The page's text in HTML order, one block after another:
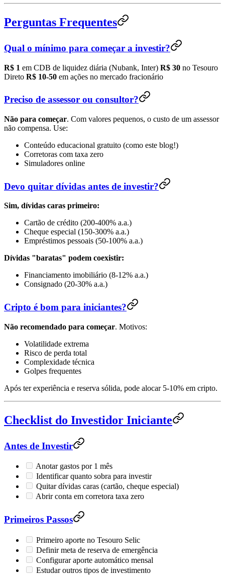
Perguntas Frequentes
Qual o mínimo para começar a investir?
R$ 1 em CDB de liquidez diária (Nubank, Inter) R$ 30 no Tesouro
Direto R$ 10-50 em ações no mercado fracionário
Preciso de assessor ou consultor?
Não para começar. Com valores pequenos, o custo de um assessor
não compensa. Use:
Conteúdo educacional gratuito (como este blog!)
Corretoras com taxa zero
Simuladores online
Devo quitar dívidas antes de investir?
Sim, dívidas caras primeiro:
Cartão de crédito (200-400% a.a.)
Cheque especial (150-300% a.a.)
Empréstimos pessoais (50-100% a.a.)
Dívidas "baratas" podem coexistir:
Financiamento imobiliário (8-12% a.a.)
Consignado (20-30% a.a.)
Cripto é bom para iniciantes?
Não recomendado para começar. Motivos:
Volatilidade extrema
Risco de perda total
Complexidade técnica
Golpes frequentes
Após ter experiência e reserva sólida, pode alocar 5-10% em cripto.
Checklist do Investidor Iniciante
Antes de Investir
Anotar gastos por 1 mês
Identificar quanto sobra para investir
Quitar dívidas caras (cartão, cheque especial)
Abrir conta em corretora taxa zero
Primeiros Passos
Primeiro aporte no Tesouro Selic
Definir meta de reserva de emergência
Configurar aporte automático mensal
Estudar outros tipos de investimento